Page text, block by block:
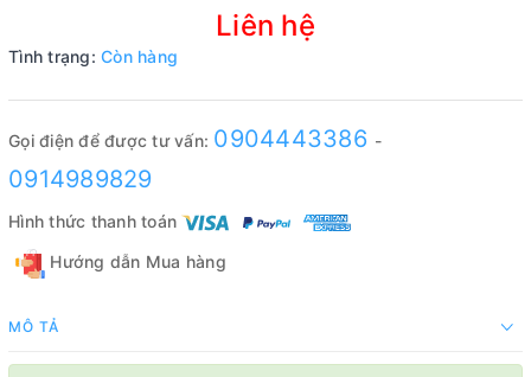
Liên hệ
Tình trạng: Còn hàng
Gọi điện để được tư vấn: 0904443386 -
0914989829
Hình thức thanh toán
Hướng dẫn Mua hàng
MÔ TẢ